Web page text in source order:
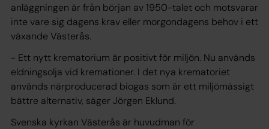
anläggningen är från början av 1950-talet och motsvarar
inte vare sig dagens krav eller morgondagens behov i ett
växande Västerås.
- Ett nytt krematorium är positivt för miljön. Nu används
eldningsolja vid kremationer. I det nya krematoriet
används närproducerad biogas som är ett miljömässigt
bättre alternativ, säger Jörgen Eklund.
Svenska kyrkan Västerås är huvudman för